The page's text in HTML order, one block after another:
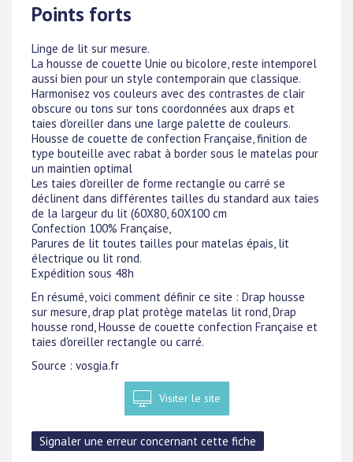
Points forts
Linge de lit sur mesure.
La housse de couette Unie ou bicolore, reste intemporel
aussi bien pour un style contemporain que classique.
Harmonisez vos couleurs avec des contrastes de clair
obscure ou tons sur tons coordonnées aux draps et
taies d'oreiller dans une large palette de couleurs.
Housse de couette de confection Française, finition de
type bouteille avec rabat à border sous le matelas pour
un maintien optimal
Les taies d'oreiller de forme rectangle ou carré se
déclinent dans différentes tailles du standard aux taies
de la largeur du lit (60X80, 60X100 cm
Confection 100% Française,
Parures de lit toutes tailles pour matelas épais, lit
électrique ou lit rond.
Expédition sous 48h
En résumé, voici comment définir ce site : Drap housse
sur mesure, drap plat protège matelas lit rond, Drap
housse rond, Housse de couette confection Française et
taies d'oreiller rectangle ou carré.
Source : vosgia.fr
Visiter le site